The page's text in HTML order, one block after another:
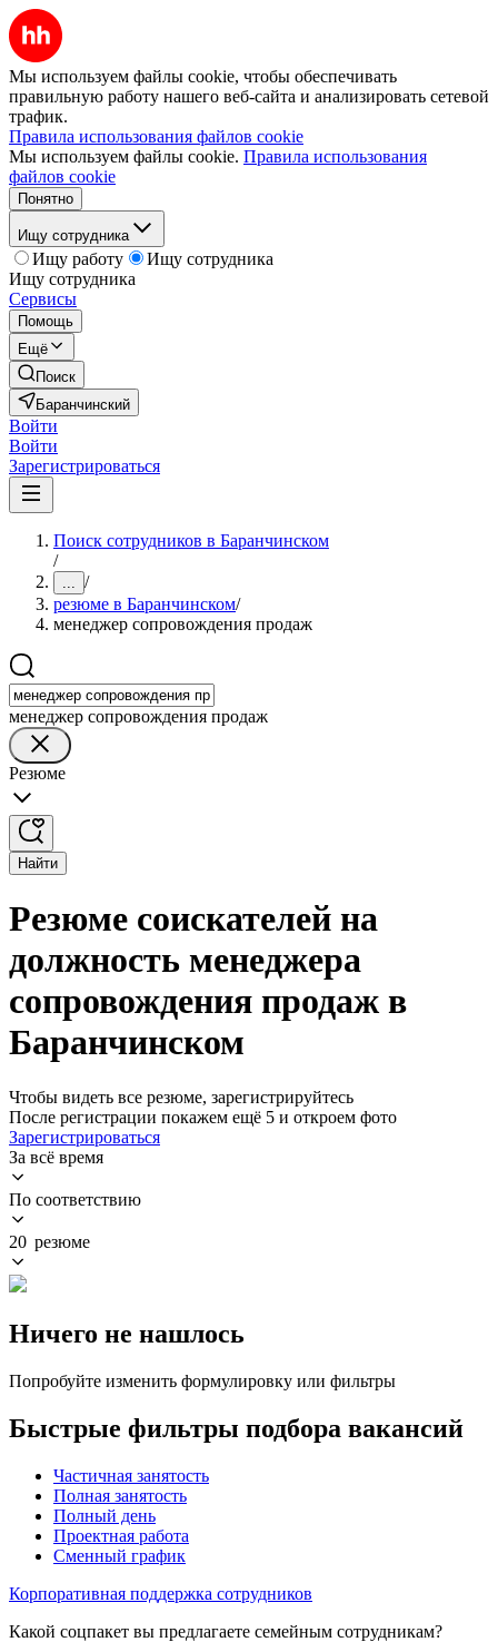
Мы используем файлы cookie, чтобы обеспечивать
правильную работу нашего веб-сайта и анализировать сетевой
трафик.
Правила использования файлов cookie
Мы используем файлы cookie. Правила использования
файлов cookie
Понятно
Ищу сотрудника
Ищу работу
Ищу сотрудника
Ищу сотрудника
Сервисы
Помощь
Ещё
Поиск
Баранчинский
Войти
Войти
Зарегистрироваться
Поиск сотрудников в Баранчинском
/
... /
резюме в Баранчинском/
менеджер сопровождения продаж
менеджер сопровождения продаж
Резюме
Найти
Резюме соискателей на
должность менеджера
сопровождения продаж в
Баранчинском
Чтобы видеть все резюме, зарегистрируйтесь
После регистрации покажем ещё 5 и откроем фото
Зарегистрироваться
За всё время
По соответствию
20 резюме
Ничего не нашлось
Попробуйте изменить формулировку или фильтры
Быстрые фильтры подбора вакансий
Частичная занятость
Полная занятость
Полный день
Проектная работа
Сменный график
Корпоративная поддержка сотрудников
Какой соцпакет вы предлагаете семейным сотрудникам?